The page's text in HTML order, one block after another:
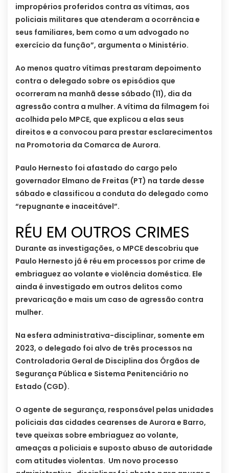
impropérios proferidos contra as vítimas, aos
policiais militares que atenderam a ocorrência e
seus familiares, bem como a um advogado no
exercício da função”, argumenta o Ministério.
Ao menos quatro vítimas prestaram depoimento
contra o delegado sobre os episódios que
ocorreram na manhã desse sábado (11), dia da
agressão contra a mulher. A vítima da filmagem foi
acolhida pelo MPCE, que explicou a elas seus
direitos e a convocou para prestar esclarecimentos
na Promotoria da Comarca de Aurora.
Paulo Hernesto foi afastado do cargo pelo
governador Elmano de Freitas (PT) na tarde desse
sábado e classificou a conduta do delegado como
“repugnante e inaceitável”.
RÉU EM OUTROS CRIMES
Durante as investigações, o MPCE descobriu que
Paulo Hernesto já é réu em processos por crime de
embriaguez ao volante e violência doméstica. Ele
ainda é investigado em outros delitos como
prevaricação e mais um caso de agressão contra
mulher.
Na esfera administrativa-disciplinar, somente em
2023, o delegado foi alvo de três processos na
Controladoria Geral de Disciplina dos Órgãos de
Segurança Pública e Sistema Penitenciário no
Estado (CGD).
O agente de segurança, responsável pelas unidades
policiais das cidades cearenses de Aurora e Barro,
teve queixas sobre embriaguez ao volante,
ameaças a policiais e suposto abuso de autoridade
com atitudes violentas. Um novo processo